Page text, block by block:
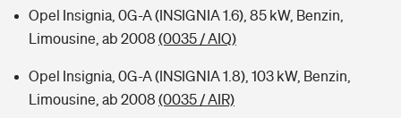
Sie haben Fragen?
Zur Übersicht
Tools
Opel Insignia, 0G-A (INSIGNIA 1.6), 85 kW, Benzin,
Limousine, ab 2008 (0035 / AIQ)
Opel Insignia, 0G-A (INSIGNIA 1.8), 103 kW, Benzin,
Limousine, ab 2008 (0035 / AIR)